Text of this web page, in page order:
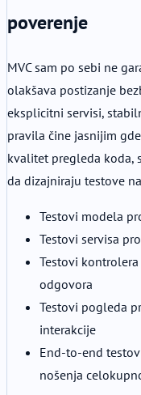
poverenje
MVC sam po sebi ne
olakšava postizanje
eksplicitni servisi,
pravila čine jasnijim
kvalitet pregleda koda,
da dizajniraju testove
Testovi modela
Testovi servisa
Testovi
odgovora
Testovi pogleda
interakcije
End-to-end
nošenja